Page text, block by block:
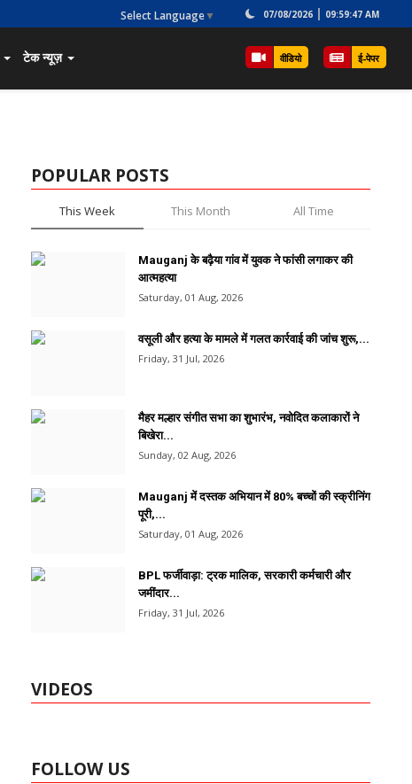
Select Language▼ 07/08/2026 09:59:47 AM
टेक न्यूज़ वीडियो ई-पेपर
POPULAR POSTS
This Week This Month All Time
Mauganj के बढ़ैया गांव में युवक ने फांसी लगाकर की
आत्महत्या
Saturday, 01 Aug, 2026
वसूली और हत्या के मामले में गलत कार्रवाई की जांच शुरू,...
Friday, 31 Jul, 2026
मैहर मल्हार संगीत सभा का शुभारंभ, नवोदित कलाकारों ने
बिखेरा...
Sunday, 02 Aug, 2026
Mauganj में दस्तक अभियान में 80% बच्चों की स्क्रीनिंग
पूरी,...
Saturday, 01 Aug, 2026
BPL फर्जीवाड़ा: ट्रक मालिक, सरकारी कर्मचारी और
जमींदार...
Friday, 31 Jul, 2026
VIDEOS
FOLLOW US